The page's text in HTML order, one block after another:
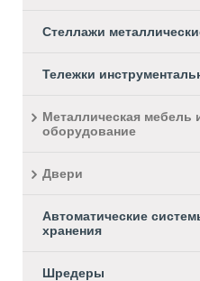
Стеллажи
Тележки
Металлическая мебель
оборудование
Двери
Автоматические
хранения
Шредеры